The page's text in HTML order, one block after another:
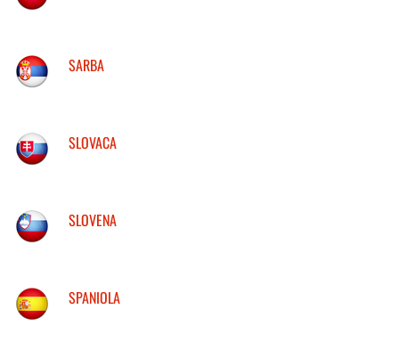
SARBA
SLOVACA
SLOVENA
SPANIOLA